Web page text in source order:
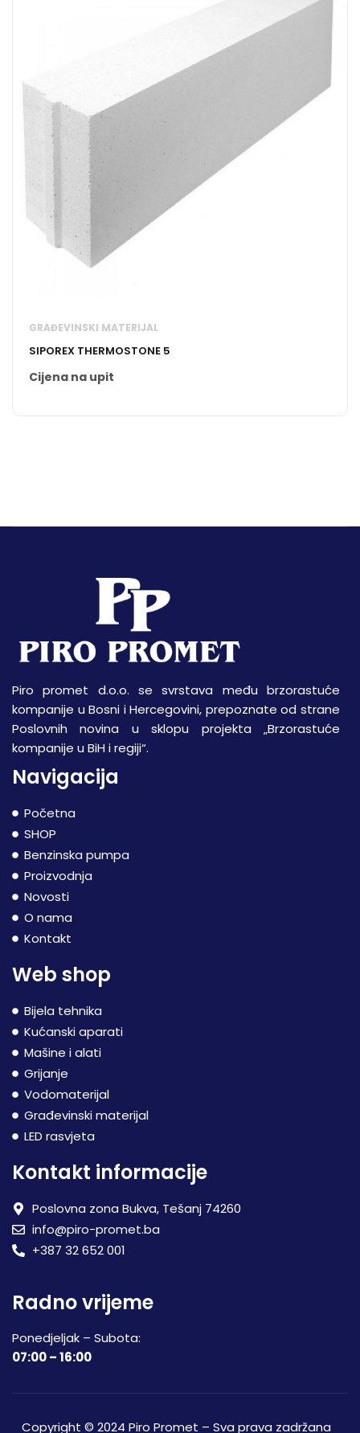
GRAĐEVINSKI MATERIJAL
SIPOREX THERMOSTONE 5
Cijena na upit
Piro promet d.o.o. se svrstava među brzorastuće
kompanije u Bosni i Hercegovini, prepoznate od strane
Poslovnih novina u sklopu projekta „Brzorastuće
kompanije u BiH i regiji“.
Navigacija
Početna
SHOP
Benzinska pumpa
Proizvodnja
Novosti
O nama
Kontakt
Web shop
Bijela tehnika
Kućanski aparati
Mašine i alati
Grijanje
Vodomaterijal
Građevinski materijal
LED rasvjeta
Kontakt informacije
Poslovna zona Bukva, Tešanj 74260
info@piro-promet.ba
+387 32 652 001
Radno vrijeme
Ponedjeljak – Subota:
07:00 – 16:00
Copyright © 2024 Piro Promet – Sva prava zadržana